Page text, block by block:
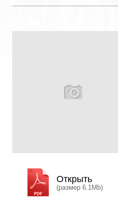
Открыть
(размер 6.1Mb)